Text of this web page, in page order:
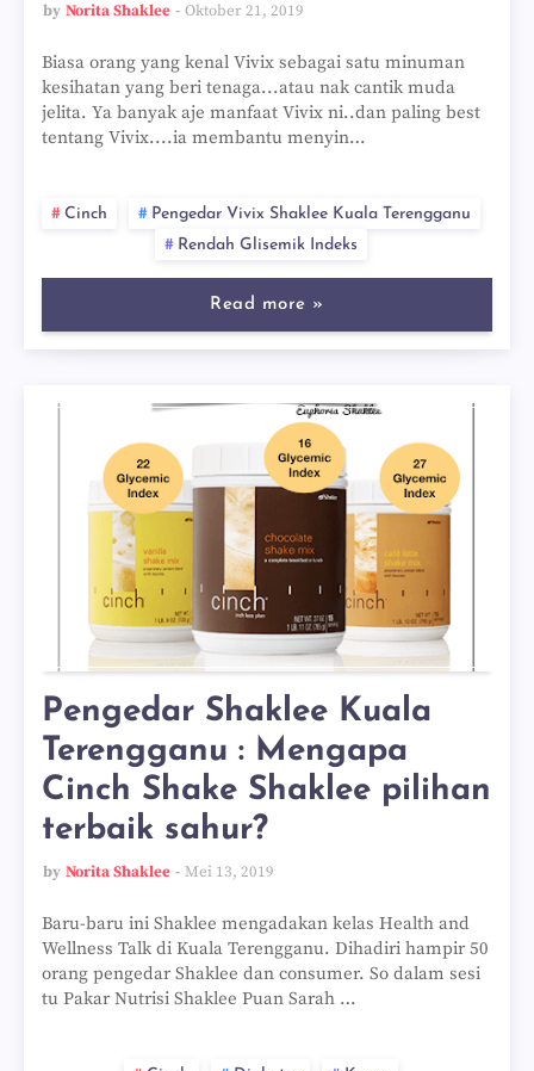
by Norita Shaklee Oktober 21, 2019
Biasa orang yang kenal Vivix sebagai satu minuman
kesihatan yang beri tenaga...atau nak cantik muda
jelita. Ya banyak aje manfaat Vivix ni..dan paling best
tentang Vivix....ia membantu menyin…
Cinch
Pengedar Vivix Shaklee Kuala Terengganu
Rendah Glisemik Indeks
Read more »
Pengedar Shaklee Kuala
Terengganu : Mengapa
Cinch Shake Shaklee pilihan
terbaik sahur?
by Norita Shaklee Mei 13, 2019
Baru-baru ini Shaklee mengadakan kelas Health and
Wellness Talk di Kuala Terengganu. Dihadiri hampir 50
orang pengedar Shaklee dan consumer. So dalam sesi
tu Pakar Nutrisi Shaklee Puan Sarah …